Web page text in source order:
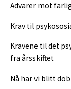
Advarer mot
Krav til
Kravene til det
fra årsskiftet
Nå har vi blitt